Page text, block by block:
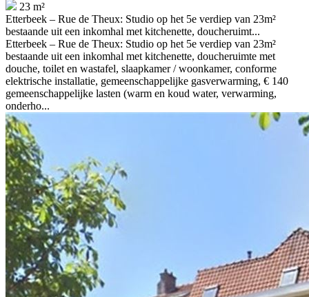
23 m²
Etterbeek – Rue de Theux: Studio op het 5e verdiep van 23m²
bestaande uit een inkomhal met kitchenette, doucheruimt...
Etterbeek – Rue de Theux: Studio op het 5e verdiep van 23m²
bestaande uit een inkomhal met kitchenette, doucheruimte met
douche, toilet en wastafel, slaapkamer / woonkamer, conforme
elektrische installatie, gemeenschappelijke gasverwarming, € 140
gemeenschappelijke lasten (warm en koud water, verwarming,
onderho...